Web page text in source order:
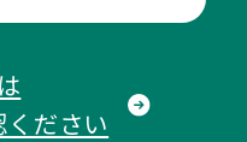
ださい